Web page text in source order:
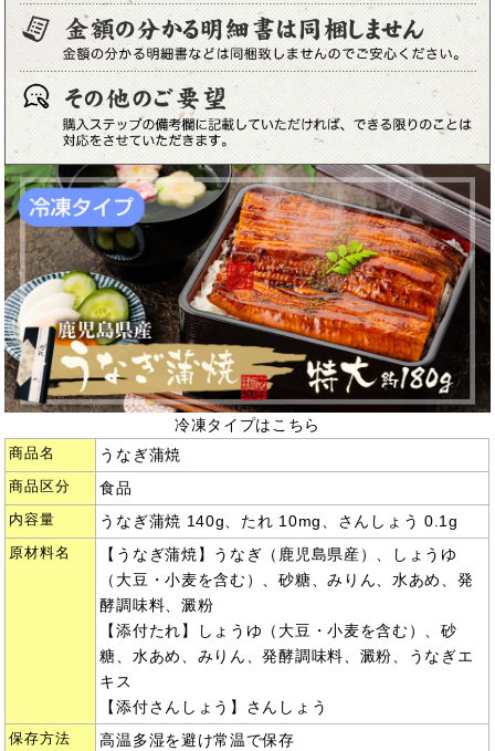
冷凍タイプはこちら
商品名 うなぎ蒲焼
商品区分 食品
内容量 うなぎ蒲焼 140g、たれ 10mg、さんしょう 0.1g
原材料名
【うなぎ蒲焼】うなぎ（鹿児島県産）、しょうゆ
（大豆・小麦を含む）、砂糖、みりん、水あめ、発
酵調味料、澱粉
【添付たれ】しょうゆ（大豆・小麦を含む）、砂
糖、水あめ、みりん、発酵調味料、澱粉、うなぎエ
キス
【添付さんしょう】さんしょう
保存方法 高温多湿を避け常温で保存